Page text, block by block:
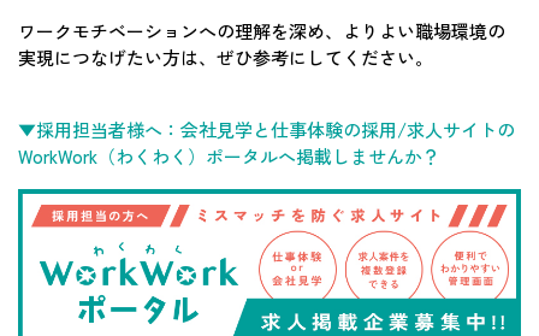
ワークモチベーションへの理解を深め、よりよい職場環境の
実現につなげたい方は、ぜひ参考にしてください。
▼採用担当者様へ：会社見学と仕事体験の採用/求人サイトの
WorkWork（わくわく）ポータルへ掲載しませんか？